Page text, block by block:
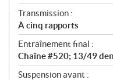
Transmission :
À cinq rapports
Entraînement final :
Chaîne #520; 13/49
Suspension avant :